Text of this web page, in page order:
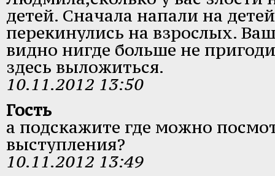
детей. Сначала напали на
перекинулись на взрослых.
видно нигде больше не
здесь выложиться.
10.11.2012 13:50
Гость
а подскажите где можно
выступления?
10.11.2012 13:49